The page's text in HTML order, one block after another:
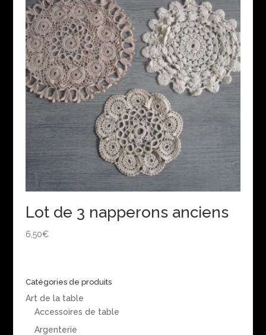
Lot de 3 napperons anciens
6,50€
Catégories de produits
Art de la table
Accessoires de table
Argenterie